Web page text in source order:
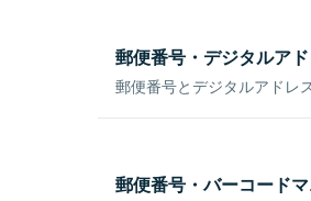
郵便番号・デジタルア
郵便番号とデジタルアドレ
郵便番号・バーコード